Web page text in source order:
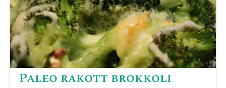
Paleo rakott brokkoli